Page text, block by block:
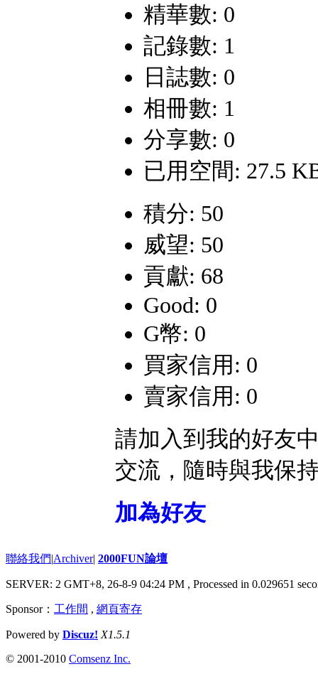
精華數: 0
記錄數: 1
日誌數: 0
相冊數: 1
分享數: 0
已用空間: 27.5
積分: 50
威望: 50
貢獻: 68
Good: 0
G幣: 0
買家信用: 0
賣家信用: 0
請加入到我的好友
交流，隨時與我保
加為好友
聯絡我們|Archiver| 2000FUN論壇
SERVER: 2 GMT+8, 26-8-9 04:24 PM , Processed in 0.029651
Sponsor： 工作間 , 網頁寄存
Powered by Discuz! X1.5.1
© 2001-2010 Comsenz Inc.